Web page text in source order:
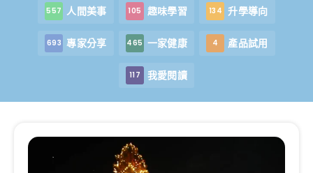
557 人間美事 105 趣味學習 134 升學導向
693 專家分享 465 一家健康 4 產品試用
117 我愛閱讀